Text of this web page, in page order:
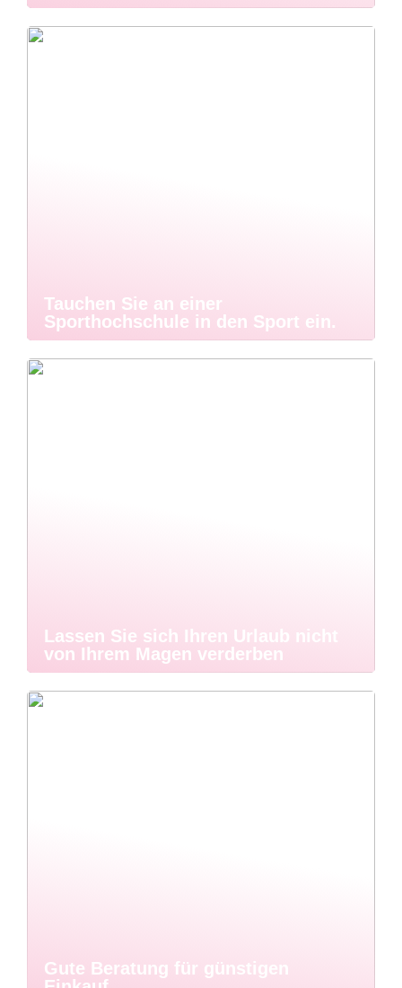
Tauchen Sie an einer
Sporthochschule in den Sport ein.
Lassen Sie sich Ihren Urlaub nicht
von Ihrem Magen verderben
Gute Beratung für günstigen